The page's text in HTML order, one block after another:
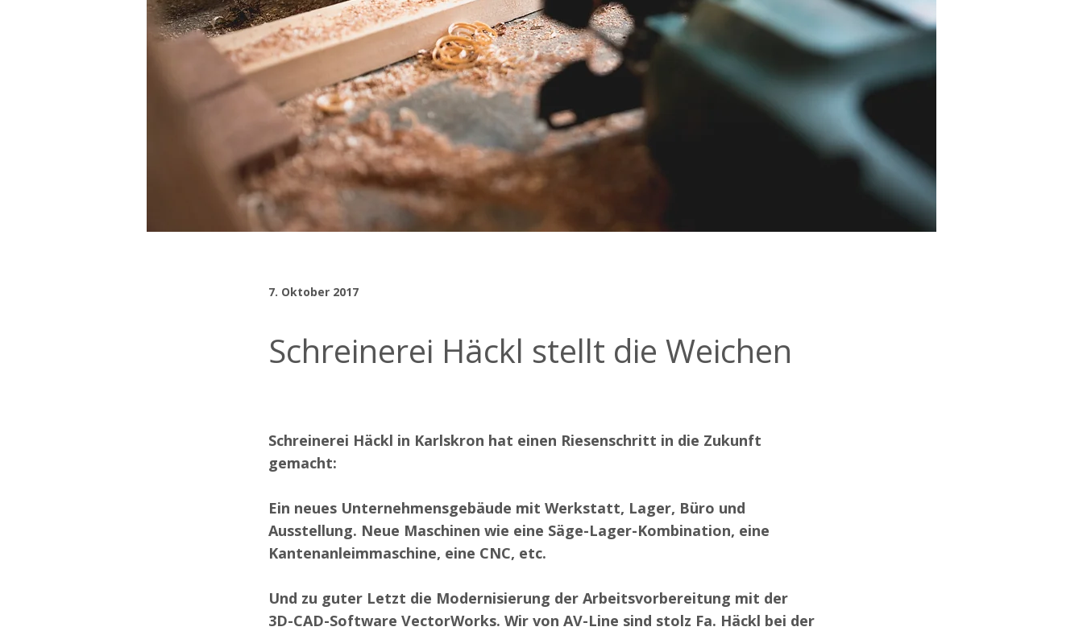
7. Oktober 2017
Schreinerei Häckl stellt die Weichen
Schreinerei Häckl in Karlskron hat einen Riesenschritt in die Zukunft
gemacht:
Ein neues Unternehmensgebäude mit Werkstatt, Lager, Büro und
Ausstellung. Neue Maschinen wie eine Säge-Lager-Kombination, eine
Kantenanleimmaschine, eine CNC, etc.
Und zu guter Letzt die Modernisierung der Arbeitsvorbereitung mit der
3D-CAD-Software VectorWorks. Wir von AV-Line sind stolz Fa. Häckl bei der